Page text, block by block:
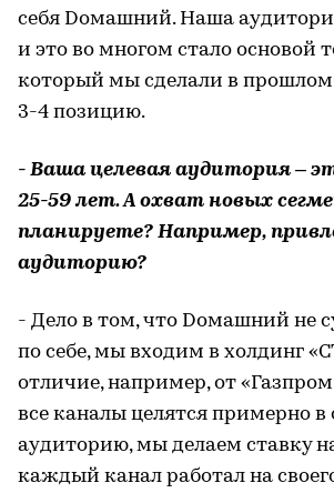
себя Dомашний. Наша
и это во многом стало основой
который мы сделали в прошлом
3-4 позицию.
- Ваша целевая аудитория –
25-59 лет. А охват новых
планируете? Например,
аудиторию?
- Дело в том, что Dомашний не
по себе, мы входим в холдинг
отличие, например, от
все каналы целятся примерно в
аудиторию, мы делаем ставку
каждый канал работал на